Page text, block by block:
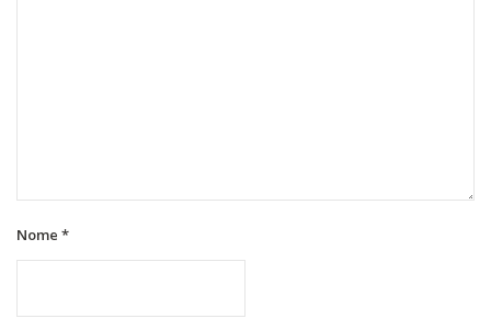
Nome *